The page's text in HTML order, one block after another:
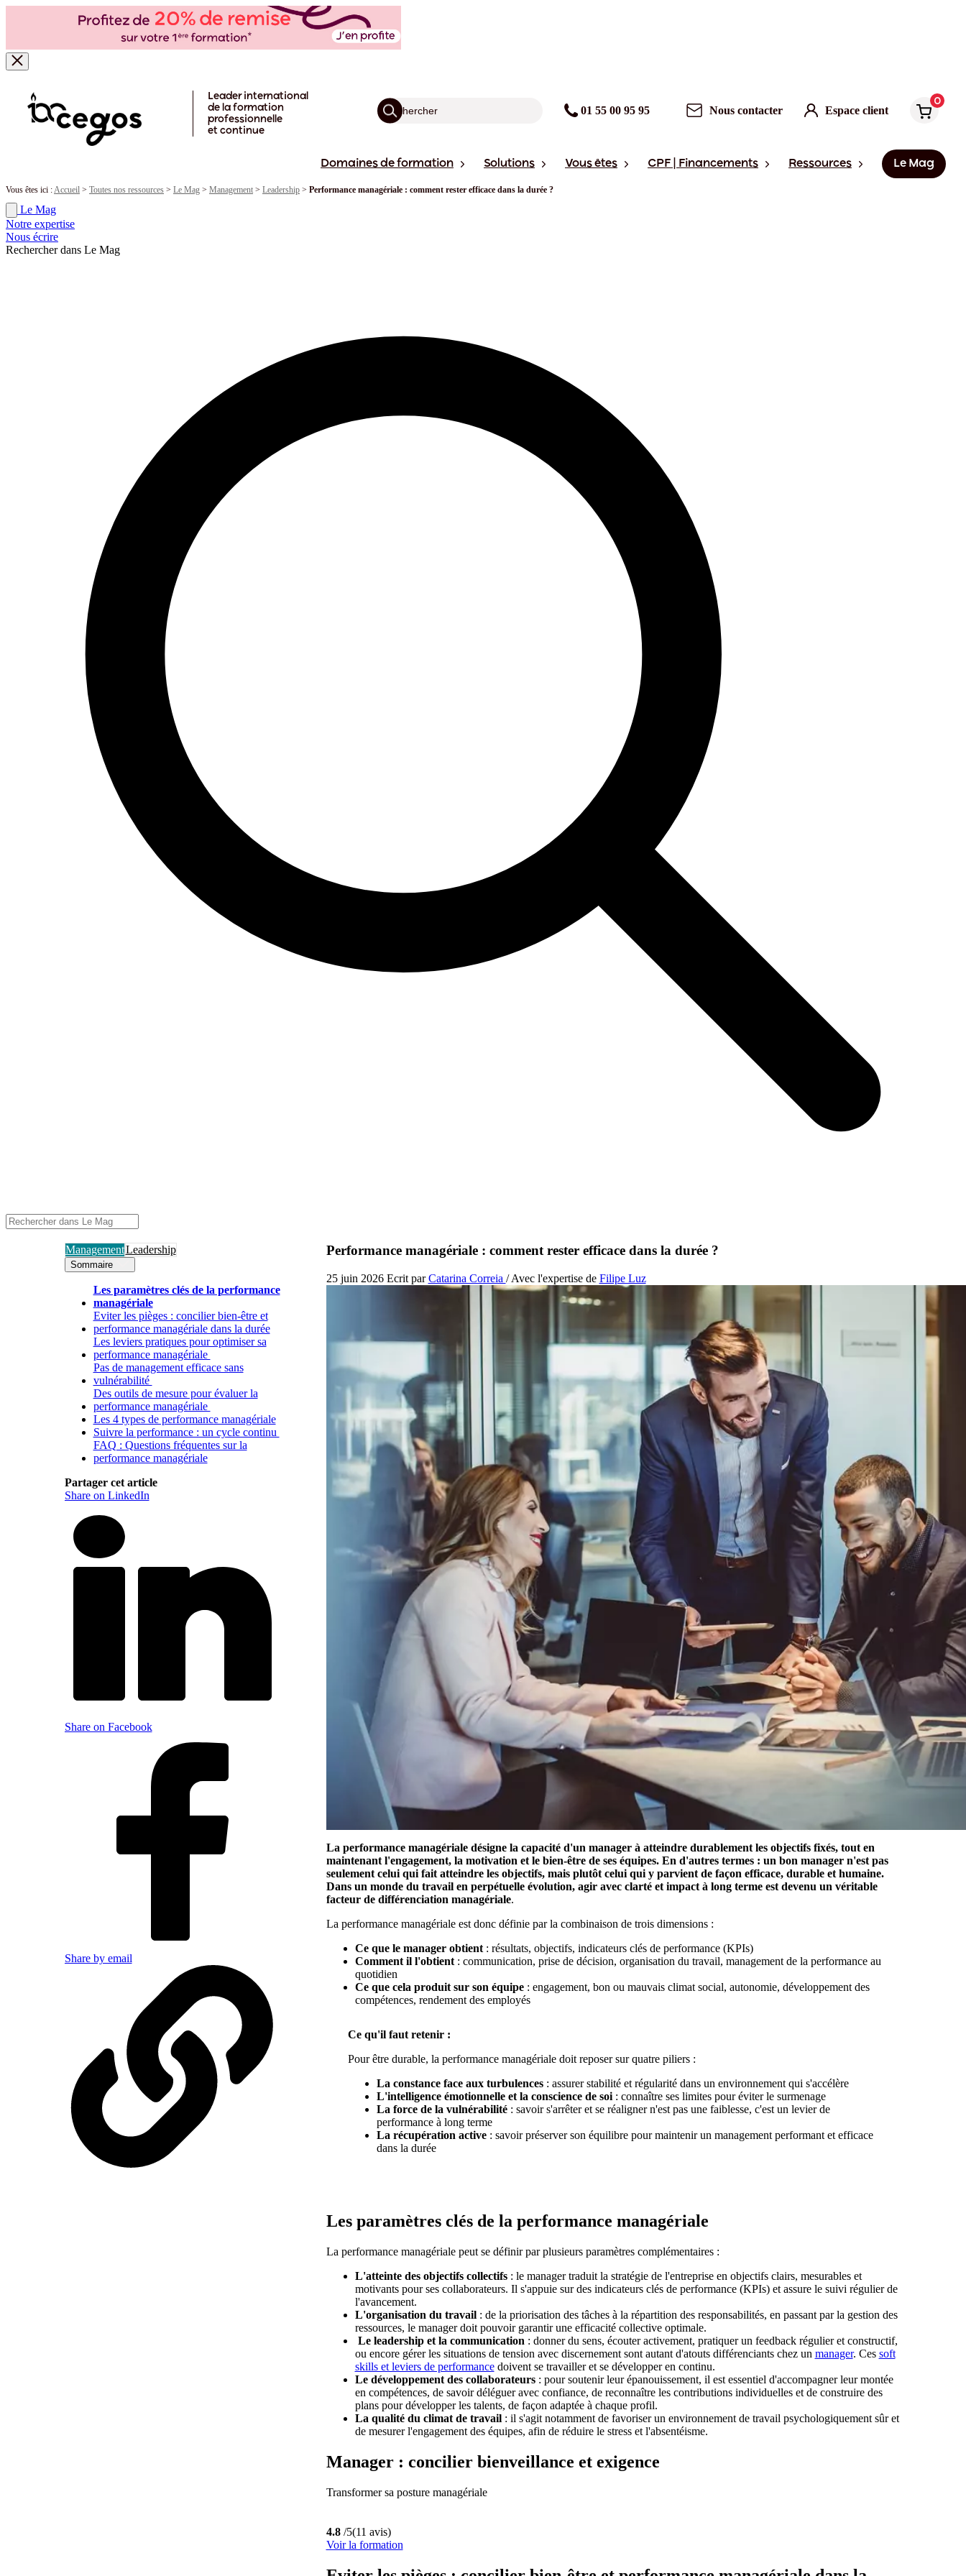
Leader international
de la formation
professionnelle
et continue
01 55 00 95 95 Nous contacter Espace client
0
Domaines de formation Solutions Vous êtes CPF | Financements Ressources Le Mag
Vous êtes ici :Accueil > Toutes nos ressources > Le Mag > Management > Leadership > Performance managériale : comment rester efficace dans la durée ?
Le Mag
Notre expertise
Nous écrire
Rechercher dans Le Mag
ManagementLeadership
Sommaire
Les paramètres clés de la performance
managériale
Eviter les pièges : concilier bien-être et
performance managériale dans la durée
Les leviers pratiques pour optimiser sa
performance managériale
Pas de management efficace sans
vulnérabilité
Des outils de mesure pour évaluer la
performance managériale
Les 4 types de performance managériale
Suivre la performance : un cycle continu
FAQ : Questions fréquentes sur la
performance managériale
Partager cet article
Share on LinkedIn
Share on Facebook
Share by email
Performance managériale : comment rester efficace dans la durée ?
25 juin 2026 Ecrit parCatarina Correia / Avec l'expertise de Filipe Luz
La performance managériale désigne la capacité d'un manager à atteindre durablement les objectifs fixés, tout en
maintenant l'engagement, la motivation et le bien-être de ses équipes. En d'autres termes : un bon manager n'est pas
seulement celui qui fait atteindre les objectifs, mais plutôt celui qui y parvient de façon efficace, durable et humaine.
Dans un monde du travail en perpétuelle évolution, agir avec clarté et impact à long terme est devenu un véritable
facteur de différenciation managériale.
La performance managériale est donc définie par la combinaison de trois dimensions :
Ce que le manager obtient: résultats, objectifs, indicateurs clés de performance (KPIs)
Comment il l'obtient: communication, prise de décision, organisation du travail, management de la performance au
quotidien
Ce que cela produit sur son équipe: engagement, bon ou mauvais climat social, autonomie, développement des
compétences, rendement des employés
Ce qu'il faut retenir :
Pour être durable, la performance managériale doit reposer sur quatre piliers :
La constance face aux turbulences: assurer stabilité et régularité dans un environnement qui s'accélère
L'intelligence émotionnelle et la conscience de soi: connaître ses limites pour éviter le surmenage
La force de la vulnérabilité: savoir s'arrêter et se réaligner n'est pas une faiblesse, c'est un levier de
performance à long terme
La récupération active: savoir préserver son équilibre pour maintenir un management performant et efficace
dans la durée
Les paramètres clés de la performance managériale
La performance managériale peut se définir par plusieurs paramètres complémentaires :
L'atteinte des objectifs collectifs: le manager traduit la stratégie de l'entreprise en objectifs clairs, mesurables et
motivants pour ses collaborateurs. Il s'appuie sur des indicateurs clés de performance (KPIs) et assure le suivi régulier de
l'avancement.
L'organisation du travail: de la priorisation des tâches à la répartition des responsabilités, en passant par la gestion des
ressources, le manager doit pouvoir garantir une efficacité collective optimale.
Le leadership et la communication : donner du sens, écouter activement, pratiquer un feedback régulier et constructif,
ou encore gérer les situations de tension avec discernement sont autant d'atouts différenciants chez un manager. Ces soft
skills et leviers de performancedoivent se travailler et se développer en continu.
Le développement des collaborateurs: pour soutenir leur épanouissement, il est essentiel d'accompagner leur montée
en compétences, de savoir déléguer avec confiance, de reconnaître les contributions individuelles et de construire des
plans pour développer les talents, de façon adaptée à chaque profil.
La qualité du climat de travail: il s'agit notamment de favoriser un environnement de travail psychologiquement sûr et
de mesurer l'engagement des équipes, afin de réduire le stress et l'absentéisme.
Manager : concilier bienveillance et exigence
Transformer sa posture managériale
4.8/5(11 avis)
Voir la formation